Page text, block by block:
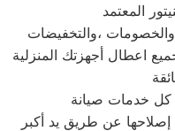
،والتخفيضات
اعطال أجهزتك المنزلية
30% علي كل خدمات صيانة
إصلاحها عن طريق يد أكبر